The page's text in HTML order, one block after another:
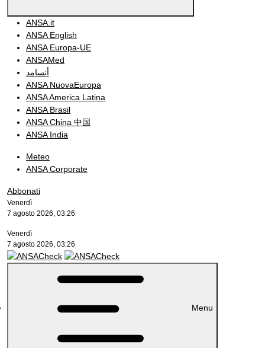
ANSA.it
ANSA English
ANSA Europa-UE
ANSAMed
أنسامد
ANSA NuovaEuropa
ANSA America Latina
ANSA Brasil
ANSA China 中国
ANSA India
Meteo
ANSA Corporate
Abbonati
Venerdì
7 agosto 2026, 03:26
Venerdì
7 agosto 2026, 03:26
Menu